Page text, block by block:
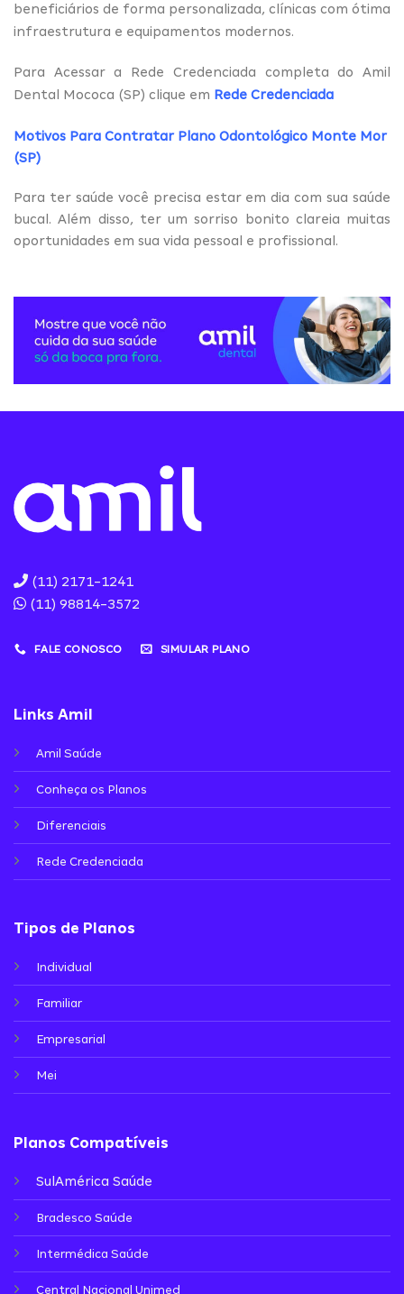
beneficiários de forma personalizada, clínicas com ótima
infraestrutura e equipamentos modernos.
Para Acessar a Rede Credenciada completa do Amil
Dental Mococa (SP) clique em Rede Credenciada
Motivos Para Contratar Plano Odontológico Monte Mor
(SP)
Para ter saúde você precisa estar em dia com sua saúde
bucal. Além disso, ter um sorriso bonito clareia muitas
oportunidades em sua vida pessoal e profissional.
(11) 2171-1241
(11) 98814-3572
FALE CONOSCO SIMULAR PLANO
Links Amil
Amil Saúde
Conheça os Planos
Diferenciais
Rede Credenciada
Tipos de Planos
Individual
Familiar
Empresarial
Mei
Planos Compatíveis
SulAmérica Saúde
Bradesco Saúde
Intermédica Saúde
Central Nacional Unimed